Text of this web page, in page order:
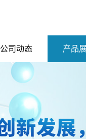
公司动态 产品